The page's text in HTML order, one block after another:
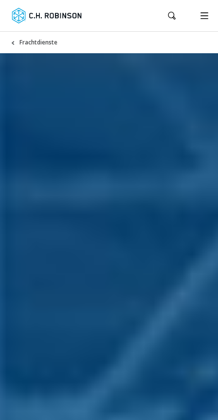
Frachtdienste